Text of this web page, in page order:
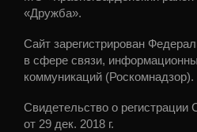
«Дружба».
Сайт зарегистрирован
в сфере связи,
коммуникаций (Роскомнадзор).
Свидетельство о
от 29 дек. 2018 г.